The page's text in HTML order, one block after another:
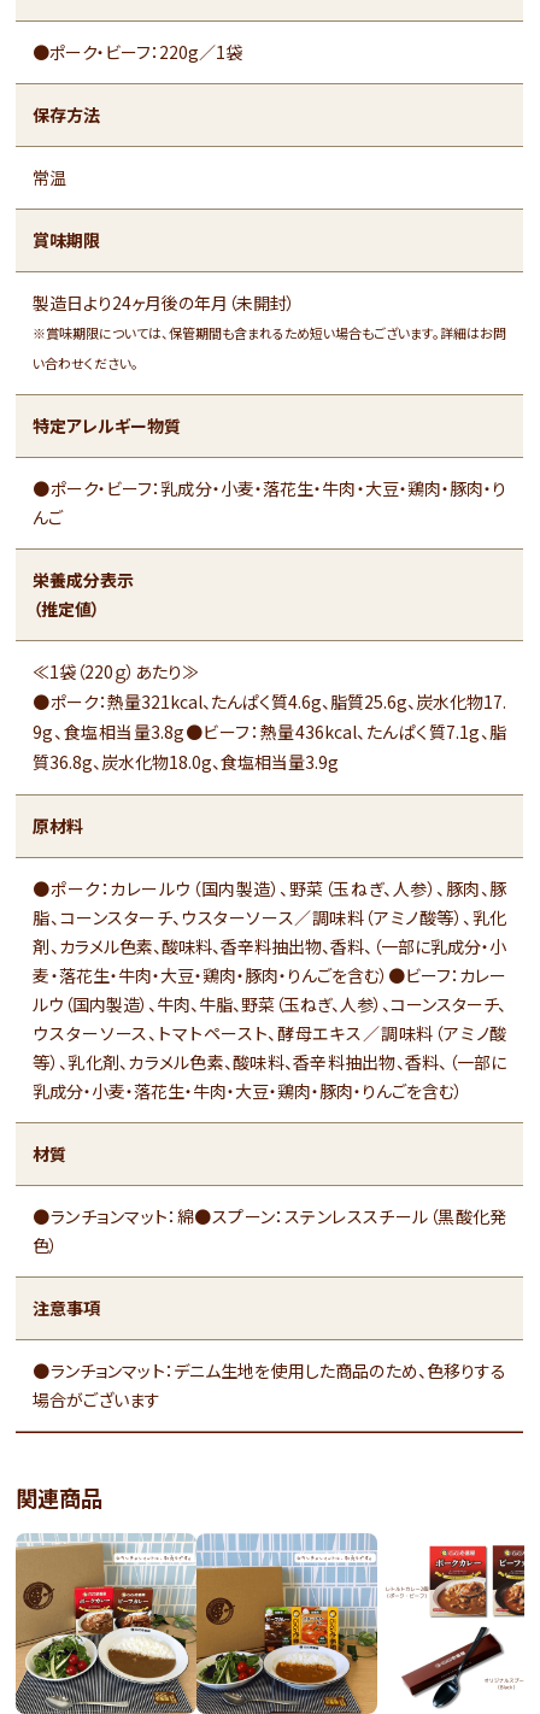
●ポーク・ビーフ：220g／1袋
保存方法
常温
賞味期限
製造日より24ヶ月後の年月（未開封）
※賞味期限については、保管期間も含まれるため短い場合もございます。詳細はお問
い合わせください。
特定アレルギー物質
●ポーク・ビーフ：乳成分・小麦・落花生・牛肉・大豆・鶏肉・豚肉・り
んご
栄養成分表示
（推定値）
≪1袋（220ｇ）あたり≫
●ポーク：熱量321kcal、たんぱく質4.6g、脂質25.6g、炭水化物17.
9g、食塩相当量3.8g●ビーフ：熱量436kcal、たんぱく質7.1g、脂
質36.8g、炭水化物18.0g、食塩相当量3.9g
原材料
●ポーク：カレールウ（国内製造）、野菜（玉ねぎ、人参）、豚肉、豚
脂、コーンスターチ、ウスターソース／調味料（アミノ酸等）、乳化
剤、カラメル色素、酸味料、香辛料抽出物、香料、（一部に乳成分・小
麦・落花生・牛肉・大豆・鶏肉・豚肉・りんごを含む）●ビーフ：カレー
ルウ（国内製造）、牛肉、牛脂、野菜（玉ねぎ、人参）、コーンスターチ、
ウスターソース、トマトペースト、酵母エキス／調味料（アミノ酸
等）、乳化剤、カラメル色素、酸味料、香辛料抽出物、香料、（一部に
乳成分・小麦・落花生・牛肉・大豆・鶏肉・豚肉・りんごを含む）
材質
●ランチョンマット：綿●スプーン：ステンレススチール（黒酸化発
色）
注意事項
●ランチョンマット：デニム生地を使用した商品のため、色移りする
場合がございます
関連商品